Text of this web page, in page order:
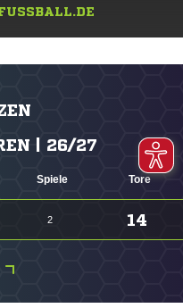
| 26/27
Spiele Tore
2 14